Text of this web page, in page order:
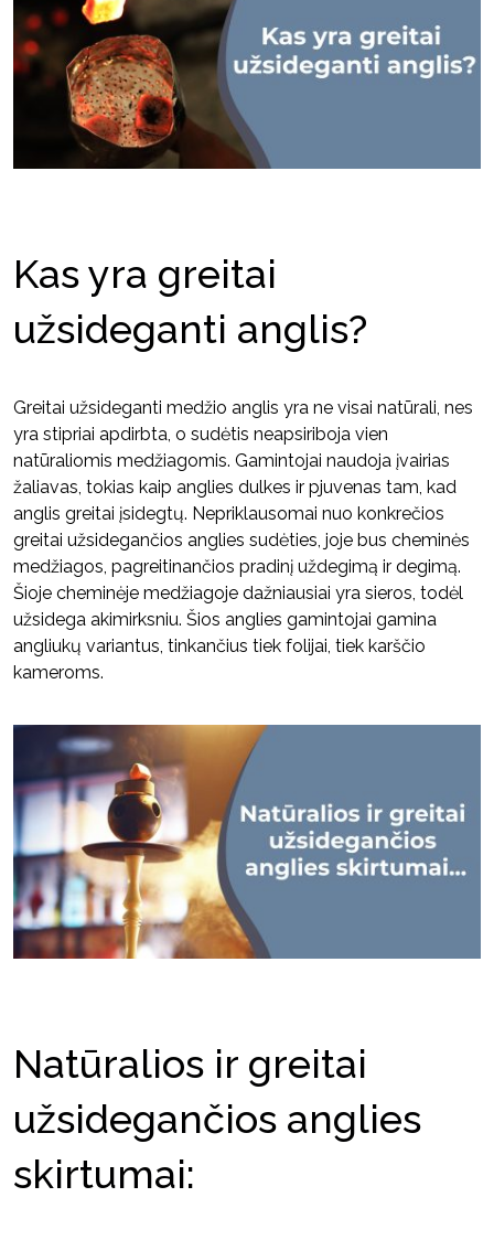
Kas yra greitai
užsideganti anglis?
Greitai užsideganti medžio anglis yra ne visai natūrali, nes
yra stipriai apdirbta, o sudėtis neapsiriboja vien
natūraliomis medžiagomis. Gamintojai naudoja įvairias
žaliavas, tokias kaip anglies dulkes ir pjuvenas tam, kad
anglis greitai įsidegtų. Nepriklausomai nuo konkrečios
greitai užsidegančios anglies sudėties, joje bus cheminės
medžiagos, pagreitinančios pradinį uždegimą ir degimą.
Šioje cheminėje medžiagoje dažniausiai yra sieros, todėl
užsidega akimirksniu. Šios anglies gamintojai gamina
angliukų variantus, tinkančius tiek folijai, tiek karščio
kameroms.
Natūralios ir greitai
užsidegančios anglies
skirtumai: